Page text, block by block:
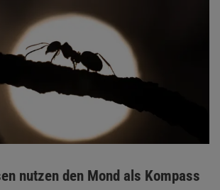
nutzen den Mond als Kompass